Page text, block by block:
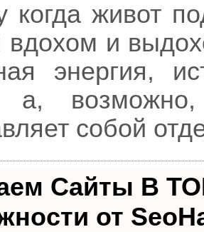
когда живот
и
энергия,
а,
собой
Сайты В
от